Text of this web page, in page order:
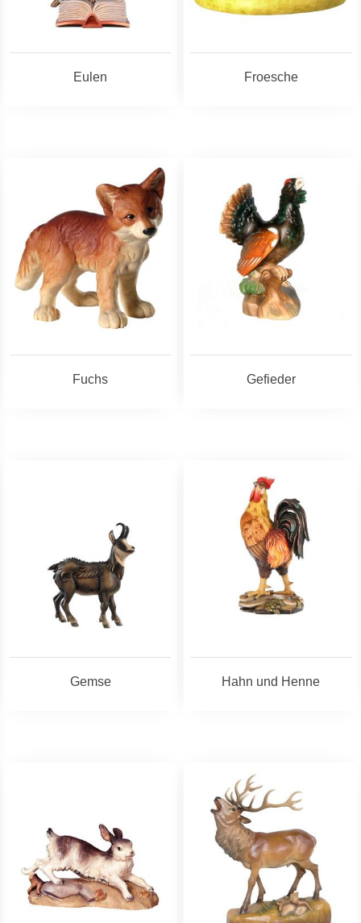
Eulen Froesche
Fuchs Gefieder
Gemse Hahn und Henne